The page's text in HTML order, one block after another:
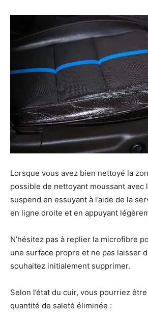
Lorsque vous avez bien nettoyé la
possible de nettoyant moussant avec
suspend en essuyant à l’aide de la
en ligne droite et en appuyant
N’hésitez pas à replier la microfibre
une surface propre et ne pas laisser
souhaitez initialement supprimer.
Selon l’état du cuir, vous pourriez
quantité de saleté éliminée :